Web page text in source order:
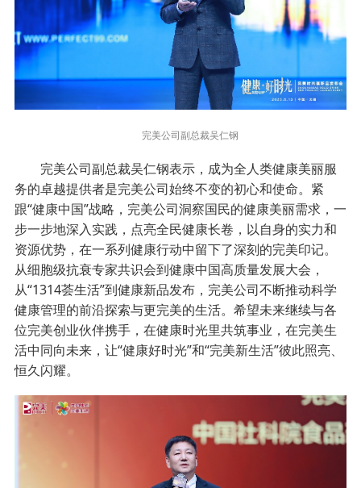
完美公司副总裁吴仁钢
完美公司副总裁吴仁钢表示，成为全人类健康美丽服
务的卓越提供者是完美公司始终不变的初心和使命。紧
跟“健康中国”战略，完美公司洞察国民的健康美丽需求，一
步一步地深入实践，点亮全民健康长卷，以自身的实力和
资源优势，在一系列健康行动中留下了深刻的完美印记。
从细胞级抗衰专家共识会到健康中国高质量发展大会，
从“1314荟生活”到健康新品发布，完美公司不断推动科学
健康管理的前沿探索与更完美的生活。希望未来继续与各
位完美创业伙伴携手，在健康时光里共筑事业，在完美生
活中同向未来，让“健康好时光”和“完美新生活”彼此照亮、
恒久闪耀。